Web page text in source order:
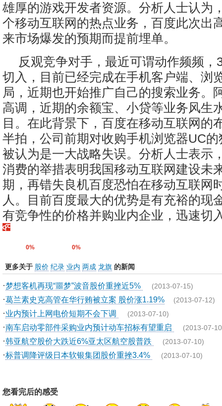
雄厚的游戏开发者资源。分析人士认为
个移动互联网的热点业务，百度此次出
来市场爆发的预期而提前埋单。
反观竞争对手，最近可谓动作频频，
切入，目前已经完成在手机客户端、浏
局，近期也开始推广自己的搜索业务。
高调，近期的余额宝、小贷等业务风生
目。在此背景下，百度在移动互联网的
半拍，公司前期对收购手机浏览器UC
被认为是一大战略失误。分析人士表示
消费的举措表明我国移动互联网建设未
期，再错失良机百度恐怕在移动互联网
人。目前百度最大的优势是有充裕的现
有竞争性的价格并购业内企业，迅速切
0% 0%
更多关于 股价 纪录 业内 两成 龙旗 的新闻
·梦想客机再现“噩梦”波音股价重挫近5% (2013-07-15)
·葛兰素史克高管在华行贿被立案 股价涨1.19% (2013-07-12)
·业内预计上网电价短期不会下调 (2013-07-10)
·南车启动零部件采购业内预计动车招标有望重启 (2013-07-
·韩亚航空股价大跌近6%亚太区航空股普跌 (2013-07-10)
·标普调降评级日本软银集团股价重挫3.4% (2013-07-10)
您看完后的感受